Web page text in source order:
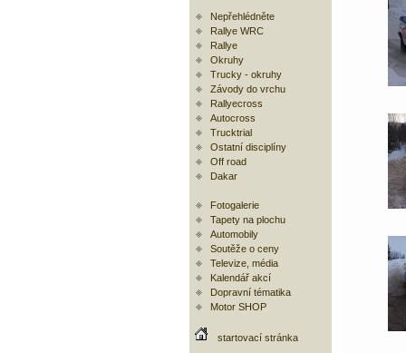
Nepřehlédněte
Rallye WRC
Rallye
Okruhy
Trucky - okruhy
Závody do vrchu
Rallyecross
Autocross
Trucktrial
Ostatní disciplíny
Off road
Dakar
Fotogalerie
Tapety na plochu
Automobily
Soutěže o ceny
Televize, média
Kalendář akcí
Dopravní tématika
Motor SHOP
startovací stránka